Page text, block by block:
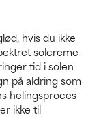
hvis du ikke
solcreme
tid i solen
på aldring som
helingsproces
ikke til